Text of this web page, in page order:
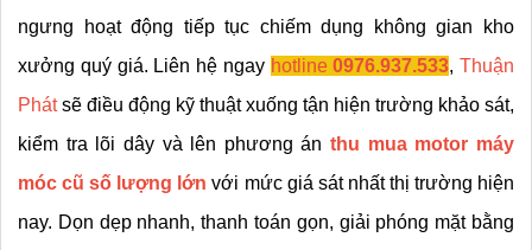
ngưng hoạt động tiếp tục chiếm dụng không gian kho
xưởng quý giá. Liên hệ ngay hotline 0976.937.533, Thuận
Phát sẽ điều động kỹ thuật xuống tận hiện trường khảo sát,
kiểm tra lõi dây và lên phương án thu mua motor máy
móc cũ số lượng lớn với mức giá sát nhất thị trường hiện
nay. Dọn dẹp nhanh, thanh toán gọn, giải phóng mặt bằng